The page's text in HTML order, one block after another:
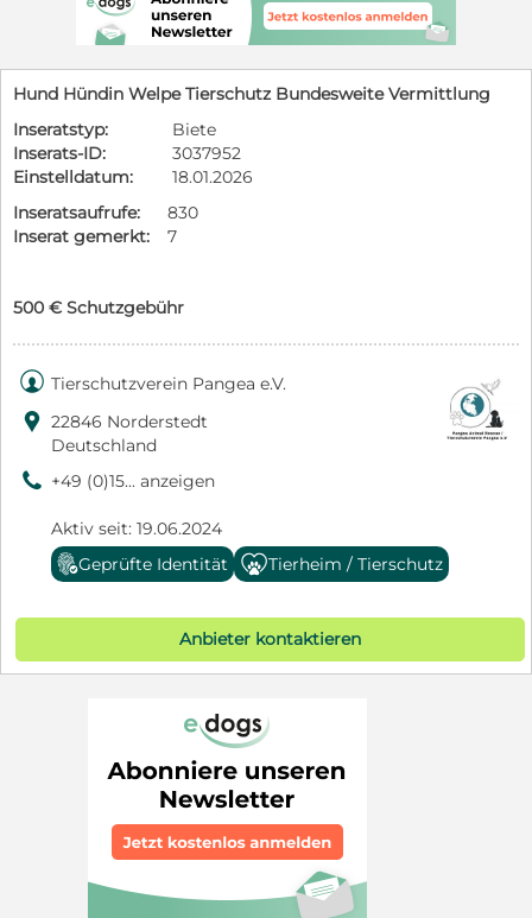
Hund Hündin Welpe Tierschutz Bundesweite Vermittlung
Inseratstyp:
Biete
Inserats-ID:
3037952
Einstelldatum:
18.01.2026
Inseratsaufrufe:
830
Inserat gemerkt:
7
500 € Schutzgebühr
 Tierschutzverein Pangea e.V.
 22846 Norderstedt
Deutschland
9 +49 (0)15... anzeigen
Aktiv seit: 19.06.2024
Geprüfte Identität
Tierheim / Tierschutz
Anbieter kontaktieren